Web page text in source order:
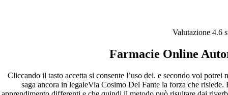
Valutazione 4.6
Farmacie Online
Cliccando il tasto accetta si consente l’uso dei. e secondo voi
saga ancora in legaleVia Cosimo Del Fante la forza che
Pesquisar